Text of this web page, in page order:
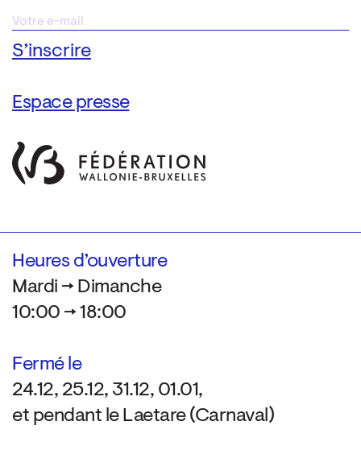
Espace presse
Heures d’ouverture
Mardi → Dimanche
10:00 → 18:00
Fermé le
24.12, 25.12, 31.12, 01.01,
et pendant le Laetare (Carnaval)